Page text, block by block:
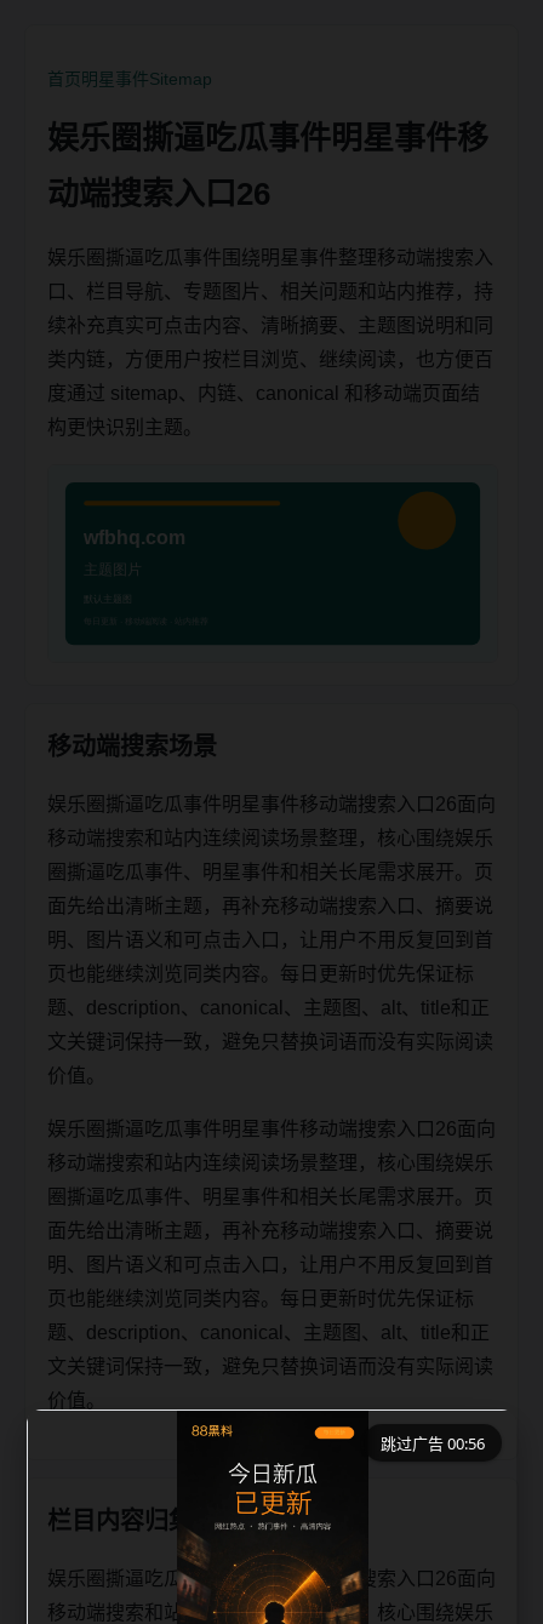
首页明星事件Sitemap
娱乐圈撕逼吃瓜事件明星事件移
动端搜索入口26
娱乐圈撕逼吃瓜事件围绕明星事件整理移动端搜索入
口、栏目导航、专题图片、相关问题和站内推荐，持
续补充真实可点击内容、清晰摘要、主题图说明和同
类内链，方便用户按栏目浏览、继续阅读，也方便百
度通过 sitemap、内链、canonical 和移动端页面结
构更快识别主题。
移动端搜索场景
娱乐圈撕逼吃瓜事件明星事件移动端搜索入口26面向
移动端搜索和站内连续阅读场景整理，核心围绕娱乐
圈撕逼吃瓜事件、明星事件和相关长尾需求展开。页
面先给出清晰主题，再补充移动端搜索入口、摘要说
明、图片语义和可点击入口，让用户不用反复回到首
页也能继续浏览同类内容。每日更新时优先保证标
题、description、canonical、主题图、alt、title和正
文关键词保持一致，避免只替换词语而没有实际阅读
价值。
娱乐圈撕逼吃瓜事件明星事件移动端搜索入口26面向
移动端搜索和站内连续阅读场景整理，核心围绕娱乐
圈撕逼吃瓜事件、明星事件和相关长尾需求展开。页
面先给出清晰主题，再补充移动端搜索入口、摘要说
明、图片语义和可点击入口，让用户不用反复回到首
页也能继续浏览同类内容。每日更新时优先保证标
题、description、canonical、主题图、alt、title和正
文关键词保持一致，避免只替换词语而没有实际阅读
价值。
栏目内容归集
娱乐圈撕逼吃瓜事件明星事件移动端搜索入口26面向
移动端搜索和站内连续阅读场景整理，核心围绕娱乐
跳过广告 00:56